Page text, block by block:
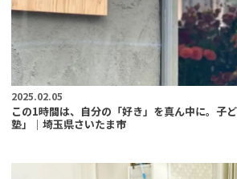
2025.02.05
この1時間は、自分の「好き」を真ん中に。子
塾」｜埼玉県さいたま市